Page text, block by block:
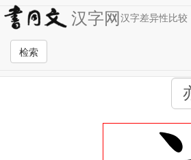
汉字网汉字差异性比较
检索
全站检索页面